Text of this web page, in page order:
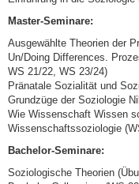
Master-Seminare:
Ausgewählte Theorien der
Un/Doing Differences.
WS 21/22, WS 23/24)
Pränatale Sozialität und
Grundzüge der Soziologie
Wie Wissenschaft Wissen
Wissenschaftssoziologie
Bachelor-Seminare:
Soziologische Theorien